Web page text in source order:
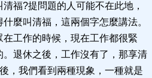
福?提問題的人可能不在此地，
麼叫清福，這兩個字怎麼講法。
工作的時候，現在工作都很緊
退休之後，工作沒有了，那享清
，我們看到兩種現象，一種就是